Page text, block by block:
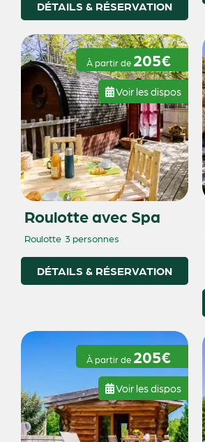
DÉTAILS & RÉSERVATION
À partir de 205€
Voir les dispos
Roulotte avec Spa
Roulotte 3 personnes
DÉTAILS & RÉSERVATION
À partir de 205€
Voir les dispos